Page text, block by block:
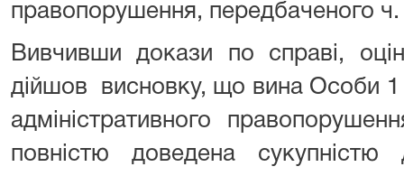
правопорушення, передбаченого
Вивчивши докази по справі,
дійшов висновку, що вина Особи 1
адміністративного
повністю доведена